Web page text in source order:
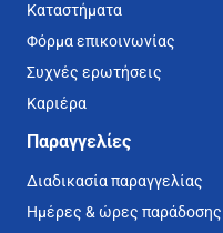
Καταστήματα
Φόρμα επικοινωνίας
Συχνές ερωτήσεις
Καριέρα
Παραγγελίες
Διαδικασία παραγγελίας
Ημέρες & ώρες παράδοσης